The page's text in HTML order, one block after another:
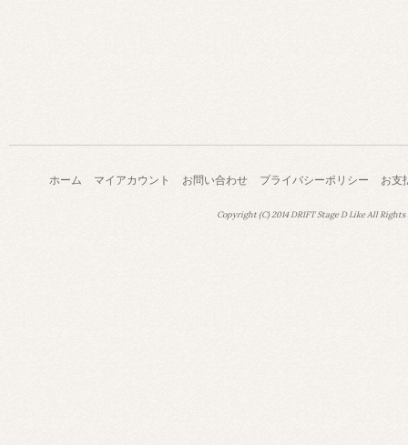
ホーム マイアカウント お問い合わせ プライバシーポリシー お支
Copyright (C) 2014 DRIFT Stage D Like All